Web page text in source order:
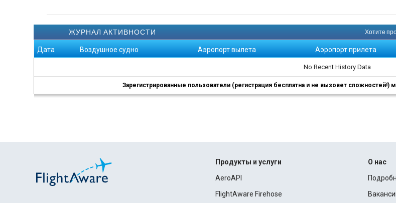
ЖУРНАЛ АКТИВНОСТИ Хотите
Дата Воздушное судно Аэропорт вылета Аэропорт прилета
No Recent History Data
Зарегистрированные пользователи (регистрация бесплатна и не вызовет сложностей!)
Продукты и услуги
AeroAPI
FlightAware Firehose
О нас